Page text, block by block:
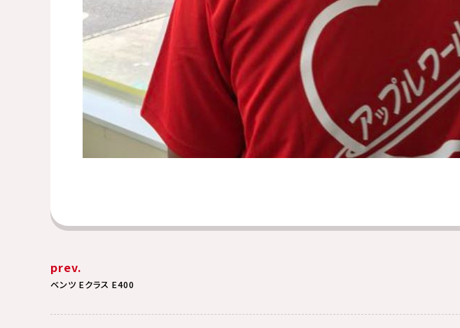
prev.
ベンツ Eクラス E400